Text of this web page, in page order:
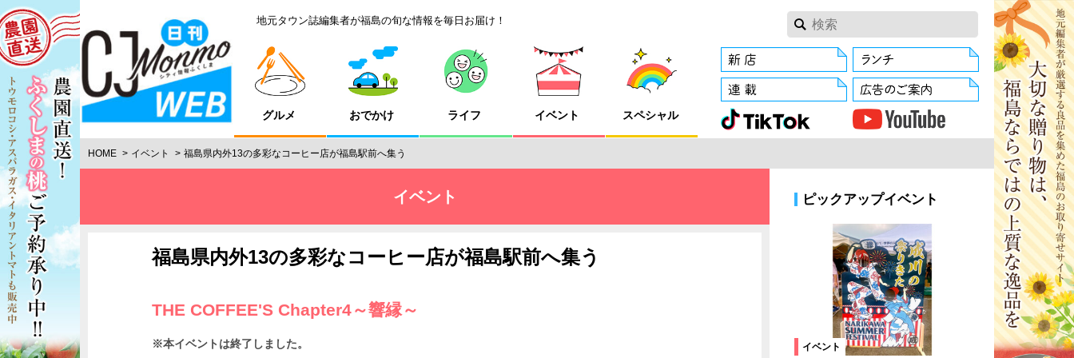
地元タウン誌編集者が福島の旬な情報を毎日お届け！
グルメ おでかけ ライフ イベント スペシャル
HOME イベント 福島県内外13の多彩なコーヒー店が福島駅前へ集う
イベント
福島県内外13の多彩なコーヒー店が福島駅前へ集う
THE COFFEE'S Chapter4～響縁～
※本イベントは終了しました。
ピックアップイベント
イベント